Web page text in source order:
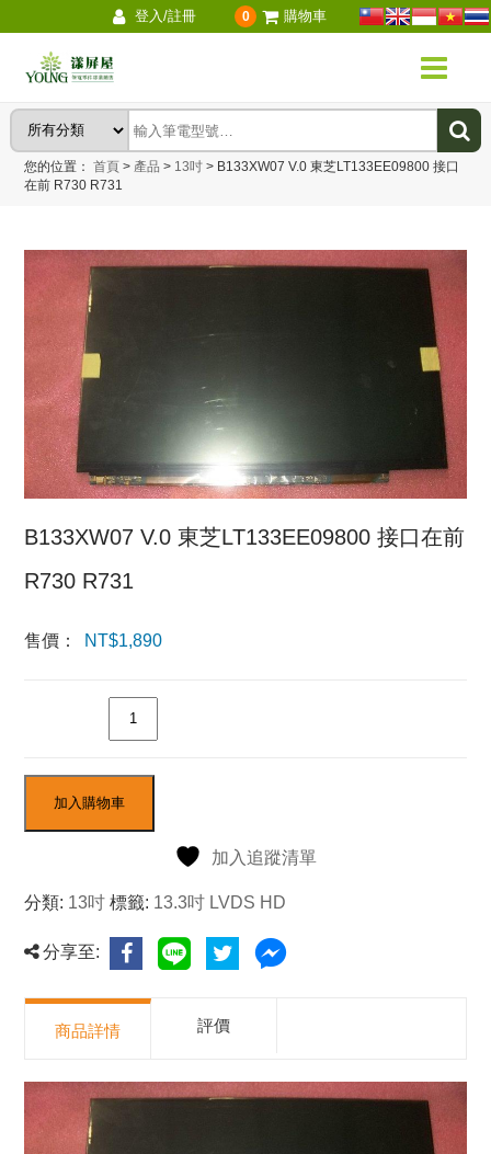
登入/註冊 0 購物車
您的位置：首頁 > 產品 > 13吋 > B133XW07 V.0 東芝LT133EE09800 接口
在前 R730 R731
B133XW07 V.0 東芝LT133EE09800 接口在前
R730 R731
售價： NT$1,890
加入購物車
加入追蹤清單
分類: 13吋 標籤: 13.3吋 LVDS HD
分享至:
商品詳情 評價